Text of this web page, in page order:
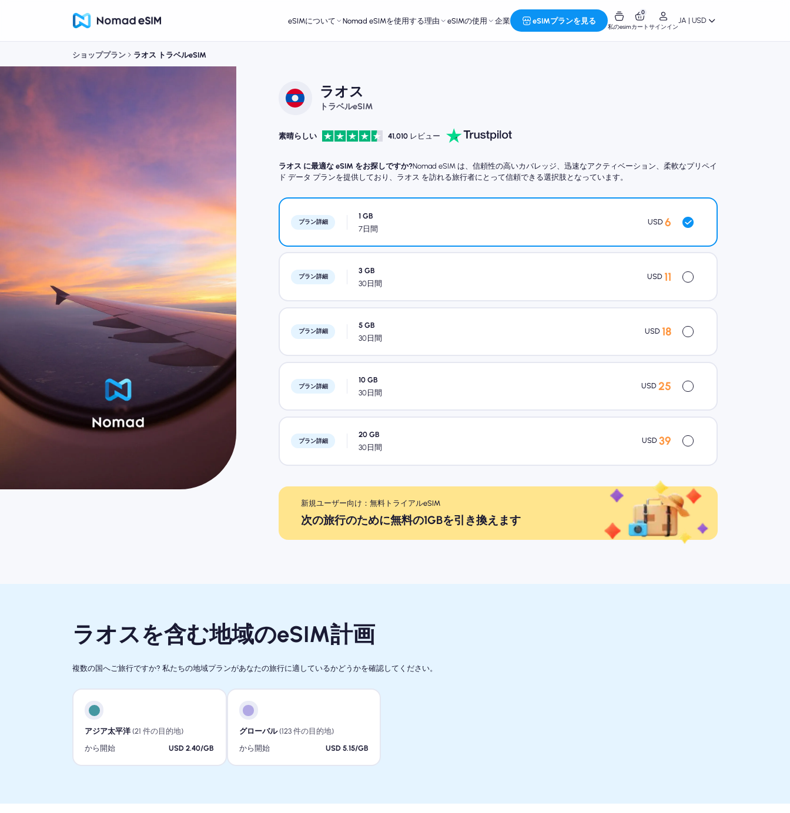
eSIMについて Nomad eSIMを使用する理由 eSIMの使用 企業 eSIMプランを見る
私のesim
0
カートサインイン
JA | USD
ショッププラン ラオス トラベルeSIM
ラオス
トラベルeSIM
素晴らしい 41,010 レビュー
ラオス に最適な eSIM をお探しですか?Nomad eSIM は、信頼性の高いカバレッジ、迅速なアクティベーション、柔軟なプリペイ
ド データ プランを提供しており、ラオス を訪れる旅行者にとって信頼できる選択肢となっています。
プラン詳細
1 GB
7日間
USD 6
プラン詳細
3 GB
30日間
USD 11
プラン詳細
5 GB
30日間
USD 18
プラン詳細
10 GB
30日間
USD 25
プラン詳細
20 GB
30日間
USD 39
新規ユーザー向け：無料トライアルeSIM
次の旅行のために無料の1GBを引き換えます
ラオスを含む地域のeSIM計画
複数の国へご旅行ですか? 私たちの地域プランがあなたの旅行に適しているかどうかを確認してください。
アジア太平洋(21 件の目的地)
から開始
USD 2.40/GB
グローバル(123 件の目的地)
から開始
USD 5.15/GB